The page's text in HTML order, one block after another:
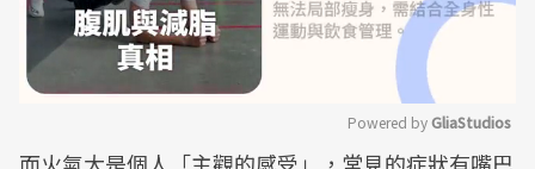
Powered by GliaStudios